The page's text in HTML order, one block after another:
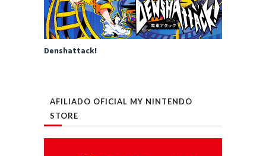
Denshattack!
AFILIADO OFICIAL MY NINTENDO
STORE